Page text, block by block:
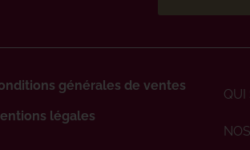
générales de ventes
légales
QUI